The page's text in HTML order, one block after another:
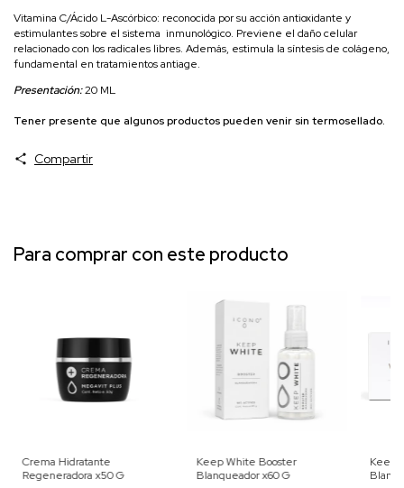
Vitamina C/Ácido L-Ascórbico: reconocida por su acción antioxidante y
estimulantes sobre el sistema inmunológico. Previene el daño celular
relacionado con los radicales libres. Además, estimula la síntesis de colágeno,
fundamental en tratamientos antiage.
Presentación:20 ML
Tener presente que algunos productos pueden venir sin termosellado.
Compartir
Para comprar con este producto
Crema Hidratante
Regeneradora x50 G
Keep White Booster
Blanqueador x60 G
Keep